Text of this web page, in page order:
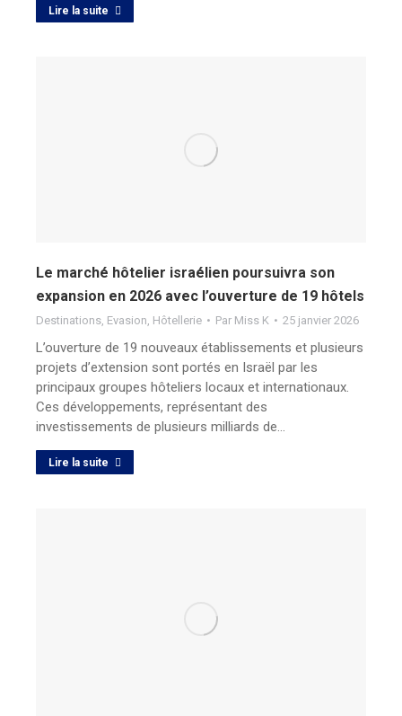
Lire la suite
Le marché hôtelier israélien poursuivra son
expansion en 2026 avec l’ouverture de 19 hôtels
Destinations Evasion Hôtellerie Par Miss K 25 janvier 2026
L’ouverture de 19 nouveaux établissements et plusieurs
projets d’extension sont portés en Israël par les
principaux groupes hôteliers locaux et internationaux.
Ces développements, représentant des
investissements de plusieurs milliards de…
Lire la suite